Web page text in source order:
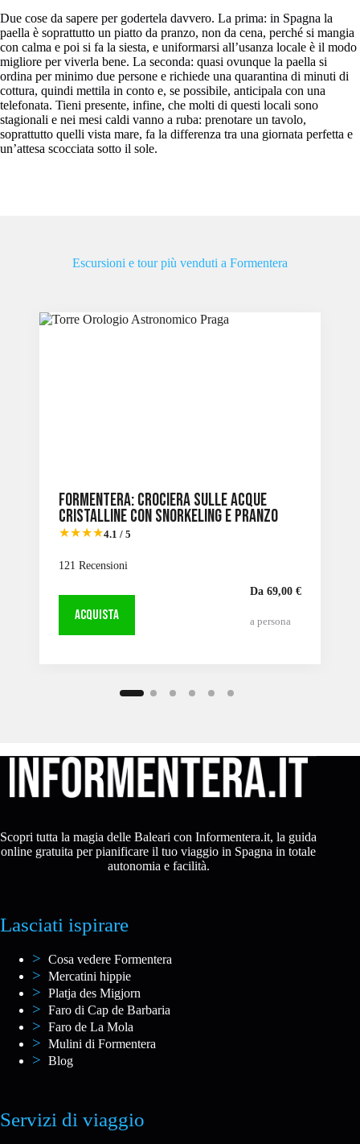
Due cose da sapere per godertela davvero. La prima: in Spagna la
paella è soprattutto un piatto da pranzo, non da cena, perché si mangia
con calma e poi si fa la siesta, e uniformarsi all’usanza locale è il modo
migliore per viverla bene. La seconda: quasi ovunque la paella si
ordina per minimo due persone e richiede una quarantina di minuti di
cottura, quindi mettila in conto e, se possibile, anticipala con una
telefonata. Tieni presente, infine, che molti di questi locali sono
stagionali e nei mesi caldi vanno a ruba: prenotare un tavolo,
soprattutto quelli vista mare, fa la differenza tra una giornata perfetta e
un’attesa scocciata sotto il sole.
Escursioni e tour più venduti a Formentera
Formentera: Crociera sulle acque
cristalline con snorkeling e pranzo
★★★★4.1 / 5
121 Recensioni
ACQUISTA
Da 69,00 €
a persona
Scopri tutta la magia delle Baleari con Informentera.it, la guida
online gratuita per pianificare il tuo viaggio in Spagna in totale
autonomia e facilità.
Lasciati ispirare
Cosa vedere Formentera
Mercatini hippie
Platja des Migjorn
Faro di Cap de Barbaria
Faro de La Mola
Mulini di Formentera
Blog
Servizi di viaggio